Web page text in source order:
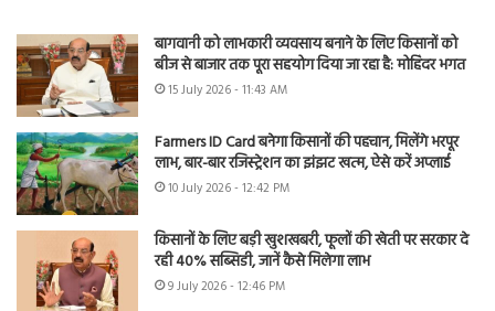
बागवानी को लाभकारी व्यवसाय बनाने के लिए किसानों को
बीज से बाजार तक पूरा सहयोग दिया जा रहा है: मोहिंदर भगत
15 July 2026 - 11:43 AM
Farmers ID Card बनेगा किसानों की पहचान, मिलेंगे भरपूर
लाभ, बार-बार रजिस्ट्रेशन का झंझट खत्म, ऐसे करें अप्लाई
10 July 2026 - 12:42 PM
किसानों के लिए बड़ी खुशखबरी, फूलों की खेती पर सरकार दे
रही 40% सब्सिडी, जानें कैसे मिलेगा लाभ
9 July 2026 - 12:46 PM